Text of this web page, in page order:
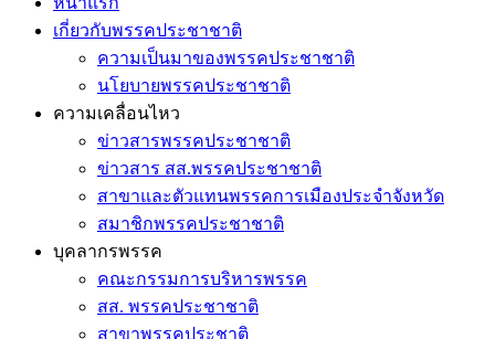
เกี่ยวกับพรรคประชาชาติ
ความเป็นมาของพรรคประชาชาติ
นโยบายพรรคประชาชาติ
ความเคลื่อนไหว
ข่าวสารพรรคประชาชาติ
ข่าวสาร สส.พรรคประชาชาติ
สาขาและตัวแทนพรรคการเมืองประจำจังหวัด
สมาชิกพรรคประชาชาติ
บุคลากรพรรค
คณะกรรมการบริหารพรรค
สส. พรรคประชาชาติ
สาขาพรรคประชาติ